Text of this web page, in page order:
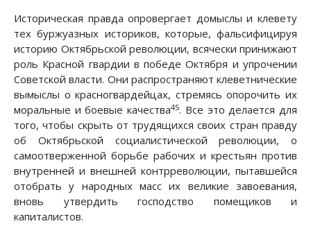
Историческая правда опровергает домыслы и клевету
тех буржуазных историков, которые, фальсифицируя
историю Октябрьской революции, всячески принижают
роль Красной гвардии в победе Октября и упрочении
Советской власти. Они распространяют клеветнические
вымыслы о красногвардейцах, стремясь опорочить их
моральные и боевые качества45. Все это делается для
того, чтобы скрыть от трудящихся своих стран правду
об Октябрьской социалистической революции, о
самоотверженной борьбе рабочих и крестьян против
внутренней и внешней контрреволюции, пытавшейся
отобрать у народных масс их великие завоевания,
вновь утвердить господство помещиков и
капиталистов.